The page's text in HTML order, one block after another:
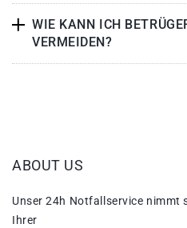
WIE KANN ICH
VERMEIDEN?
ABOUT US
Unser 24h Notfallservice nimmt
Ihrer